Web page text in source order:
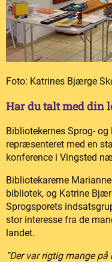
Foto: Katrines Bjærge
Har du talt med din
Bibliotekernes Sprog-
repræsenteret med en
konference i Vingsted
Bibliotekarerne
bibliotek, og Katrine
Sprogsporets
stor interesse fra de
landet.
”Der var rigtig mange